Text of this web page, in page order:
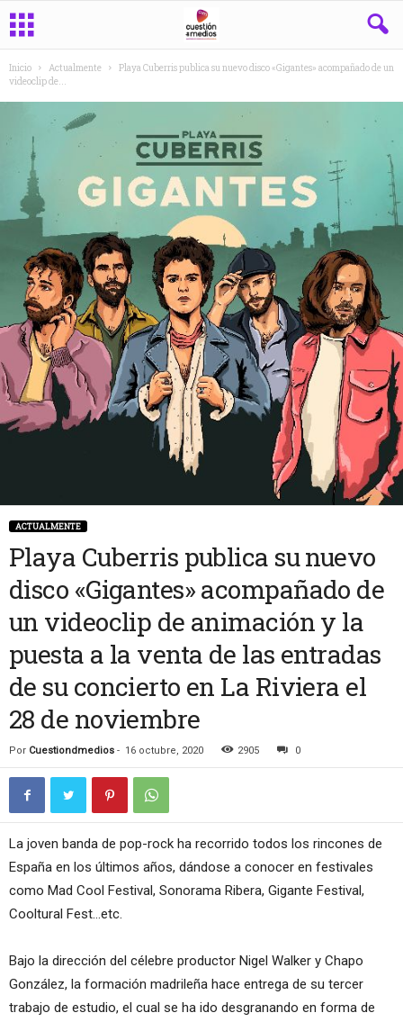
Inicio Actualmente
Playa Cuberris publica su nuevo disco «Gigantes» acompañado de un
videoclip de...
ACTUALMENTE
Playa Cuberris publica su nuevo
disco «Gigantes» acompañado de
un videoclip de animación y la
puesta a la venta de las entradas
de su concierto en La Riviera el
28 de noviembre
Por Cuestiondmedios - 16 octubre, 2020 2905 0
La joven banda de pop-rock ha recorrido todos los rincones de
España en los últimos años, dándose a conocer en festivales
como Mad Cool Festival, Sonorama Ribera, Gigante Festival,
Cooltural Fest…etc.
Bajo la dirección del célebre productor Nigel Walker y Chapo
González, la formación madrileña hace entrega de su tercer
trabajo de estudio, el cual se ha ido desgranando en forma de